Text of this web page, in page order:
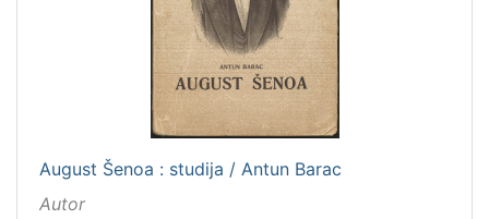
August Šenoa : studija / Antun Barac
Autor